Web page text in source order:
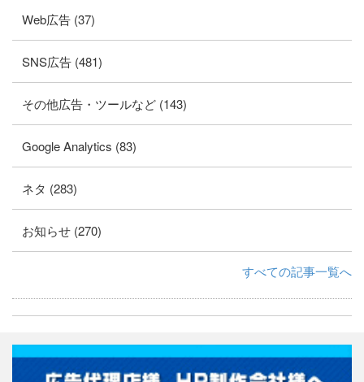
Web広告 (37)
SNS広告 (481)
その他広告・ツールなど (143)
Google Analytics (83)
ネタ (283)
お知らせ (270)
すべての記事一覧へ